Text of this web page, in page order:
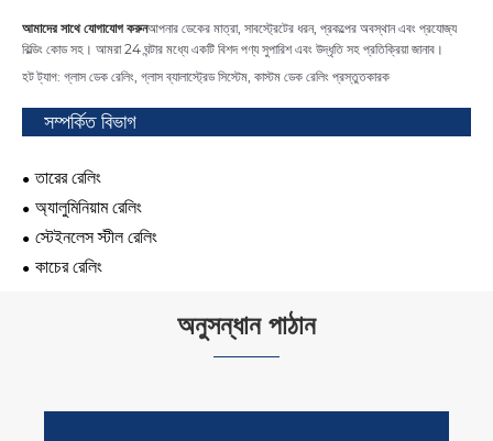
আমাদের সাথে যোগাযোগ করুনআপনার ডেকের মাত্রা, সাবস্ট্রেটের ধরন, প্রকল্পের অবস্থান এবং প্রযোজ্য
বিল্ডিং কোড সহ। আমরা 24 ঘন্টার মধ্যে একটি বিশদ পণ্য সুপারিশ এবং উদ্ধৃতি সহ প্রতিক্রিয়া জানাব।
হট ট্যাগ: গ্লাস ডেক রেলিং, গ্লাস ব্যালাস্ট্রেড সিস্টেম, কাস্টম ডেক রেলিং প্রস্তুতকারক
সম্পর্কিত বিভাগ
তারের রেলিং
অ্যালুমিনিয়াম রেলিং
স্টেইনলেস স্টীল রেলিং
কাচের রেলিং
অনুসন্ধান পাঠান